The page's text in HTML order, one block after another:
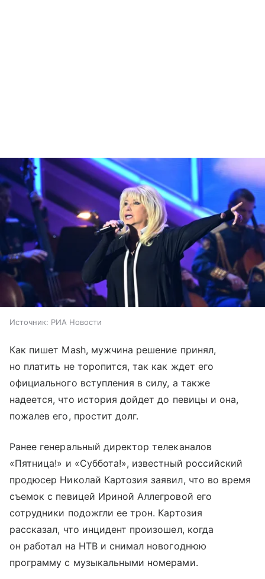
Источник: РИА Новости
Как пишет Mash, мужчина решение принял,
но платить не торопится, так как ждет его
официального вступления в силу, а также
надеется, что история дойдет до певицы и она,
пожалев его, простит долг.
Ранее генеральный директор телеканалов
«Пятница!» и «Суббота!», известный российский
продюсер Николай Картозия заявил, что во время
съемок с певицей Ириной Аллегровой его
сотрудники подожгли ее трон. Картозия
рассказал, что инцидент произошел, когда
он работал на НТВ и снимал новогоднюю
программу с музыкальными номерами.